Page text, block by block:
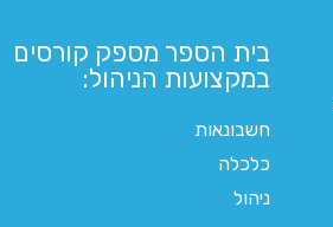
בית הספר מספק קורסים
במקצועות הניהול:
חשבונאות
כלכלה
ניהול